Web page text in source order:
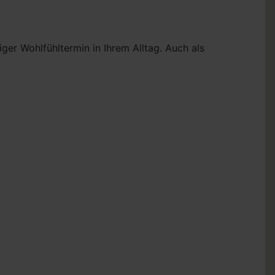
Wohlfühltermin in Ihrem Alltag. Auch als